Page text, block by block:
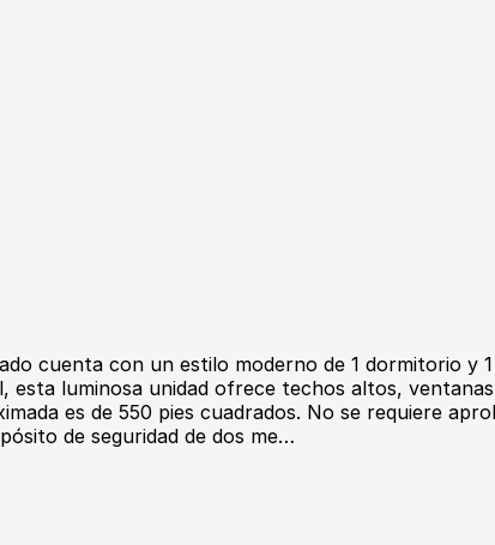
cuenta con un estilo moderno de 1 dormitorio y
luminosa unidad ofrece techos altos,
es de 550 pies cuadrados. No se requiere
de seguridad de dos me…